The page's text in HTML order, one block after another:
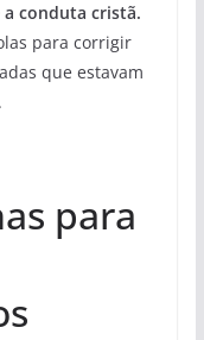
conduta cristã.
para corrigir
que estavam
para